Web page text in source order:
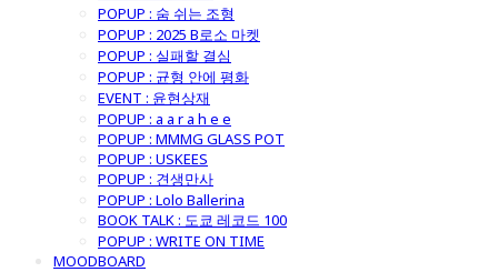
POPUP : 숨 쉬는 조형
POPUP : 2025 B로소 마켓
POPUP : 실패할 결심
POPUP : 균형 안에 평화
EVENT : 윤현상재
POPUP : a a r a h e e
POPUP : MMMG GLASS POT
POPUP : USKEES
POPUP : 견생만사
POPUP : Lolo Ballerina
BOOK TALK : 도쿄 레코드 100
POPUP : WRITE ON TIME
MOODBOARD